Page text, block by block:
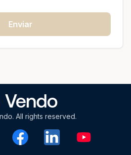
Enviar
All rights reserved.